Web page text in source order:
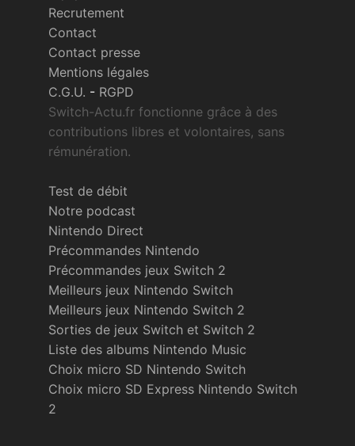
Recrutement
Contact
Contact presse
Mentions légales
C.G.U. - RGPD
Switch-Actu.fr fonctionne grâce à des
contributions libres et volontaires, sans
rémunération.
Test de débit
Notre podcast
Nintendo Direct
Précommandes Nintendo
Précommandes jeux Switch 2
Meilleurs jeux Nintendo Switch
Meilleurs jeux Nintendo Switch 2
Sorties de jeux Switch et Switch 2
Liste des albums Nintendo Music
Choix micro SD Nintendo Switch
Choix micro SD Express Nintendo Switch
2